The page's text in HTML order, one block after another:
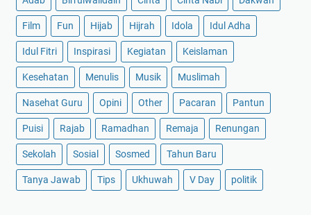
Film Fun Hijab Hijrah Idola Idul Adha
Idul Fitri Inspirasi Kegiatan Keislaman
Kesehatan Menulis Musik Muslimah
Nasehat Guru Opini Other Pacaran Pantun
Puisi Rajab Ramadhan Remaja Renungan
Sekolah Sosial Sosmed Tahun Baru
Tanya Jawab Tips Ukhuwah V Day politik